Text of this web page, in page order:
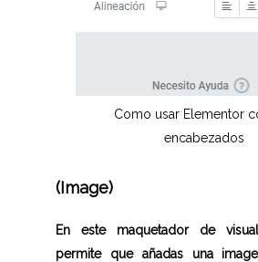
Como usar Elementor
encabezados
(Image)
En este maquetador de
permite que añadas una